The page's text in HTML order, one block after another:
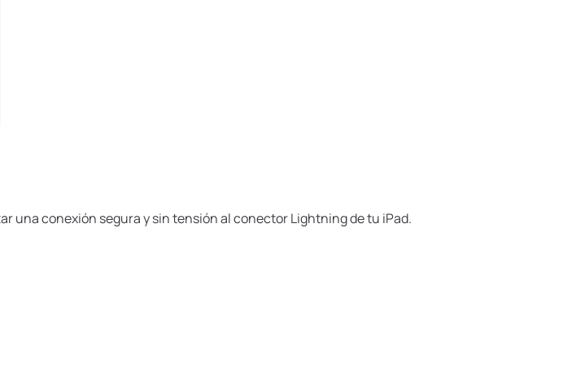
una conexión segura y sin tensión al conector Lightning de tu iPad.